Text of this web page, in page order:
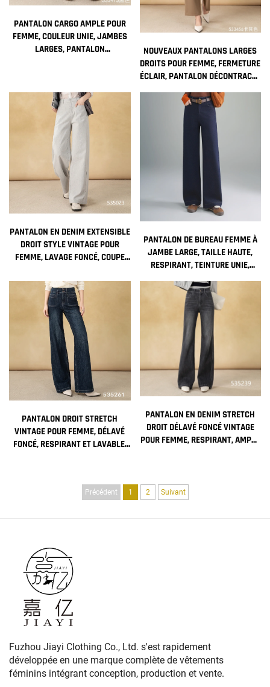
PANTALON CARGO AMPLE POUR
FEMME, COULEUR UNIE, JAMBES
LARGES, PANTALON
NOUVEAUX PANTALONS LARGES
DROITS POUR FEMME, FERMETURE
ÉCLAIR, PANTALON DÉCONTRACTÉ
LONG POUR L'HIVER
PANTALON EN DENIM EXTENSIBLE
DROIT STYLE VINTAGE POUR
FEMME, LAVAGE FONCÉ, COUPE
AUTOMNE, TENUE FORMELLE
PANTALON DE BUREAU FEMME À
JAMBE LARGE, TAILLE HAUTE,
RESPIRANT, TEINTURE UNIE,
FERMETURE ÉCLAIR, ANTI-
FROISSAGE, CEINTURE À BOUCLER
PANTALON DROIT STRETCH
VINTAGE POUR FEMME, DÉLAVÉ
FONCÉ, RESPIRANT ET LAVABLE,
PANTALON EN DENIM STRETCH
DROIT DÉLAVÉ FONCÉ VINTAGE
POUR FEMME, RESPIRANT, AMPLE
Précédent 1 2 Suivant
Fuzhou Jiayi Clothing Co., Ltd. s'est rapidement
développée en une marque complète de vêtements
féminins intégrant conception, production et vente.